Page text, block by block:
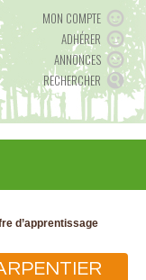
MON COMPTE
ADHÉRER
ANNONCES
RECHERCHER
d’apprentissage